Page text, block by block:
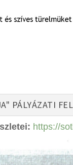
PÁLYÁZATI
https://